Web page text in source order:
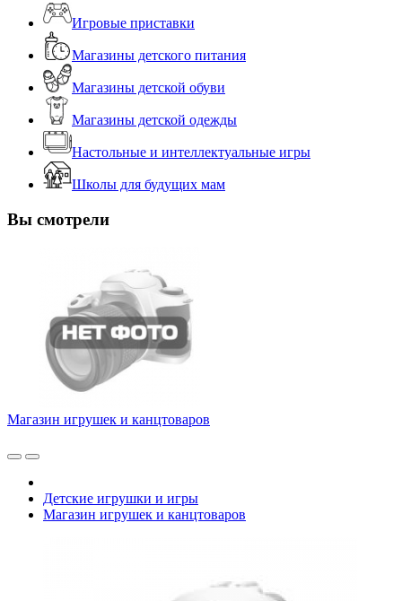
Игровые приставки
Магазины детского питания
Магазины детской обуви
Магазины детской одежды
Настольные и интеллектуальные игры
Школы для будущих мам
Вы смотрели
Магазин игрушек и канцтоваров
Детские игрушки и игры
Магазин игрушек и канцтоваров